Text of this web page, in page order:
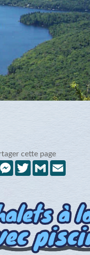
cette page
Messenger
TwitterGmail